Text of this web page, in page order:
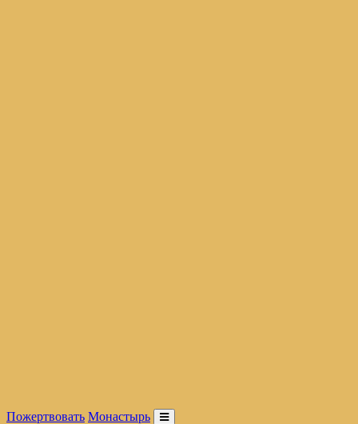
Пожертвовать Монастырь